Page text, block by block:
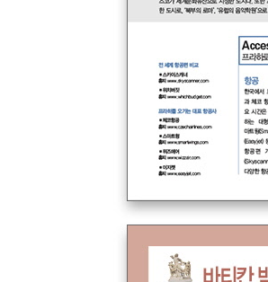
Piraeus 피레우스
Akrotirion Sounion 수니온 곶
Delphi 델피
Olympia 올림피아
Mycenae 미케네
Corinth 코린트
Creta 크레타 섬
Santorini 산토리니 섬
Mykonos 미코노스 섬
Rodos 로도스 섬